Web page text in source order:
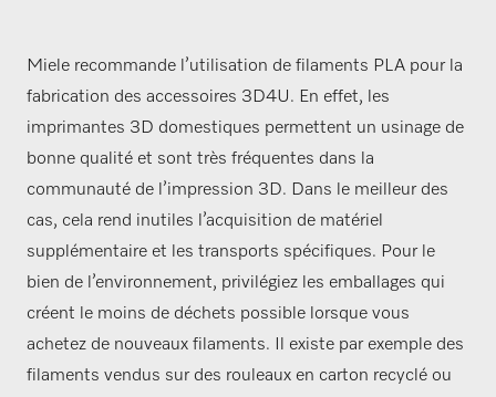
Miele recommande l’utilisation de filaments PLA pour la
fabrication des accessoires 3D4U. En effet, les
imprimantes 3D domestiques permettent un usinage de
bonne qualité et sont très fréquentes dans la
communauté de l’impression 3D. Dans le meilleur des
cas, cela rend inutiles l’acquisition de matériel
supplémentaire et les transports spécifiques. Pour le
bien de l’environnement, privilégiez les emballages qui
créent le moins de déchets possible lorsque vous
achetez de nouveaux filaments. Il existe par exemple des
filaments vendus sur des rouleaux en carton recyclé ou